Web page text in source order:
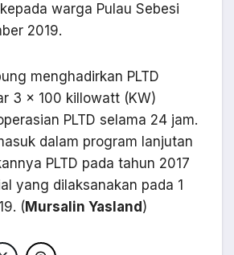
warga Pulau Sebesi
2019.
menghadirkan PLTD
3 × 100 killowatt (KW)
PLTD selama 24 jam.
dalam program lanjutan
PLTD pada tahun 2017
yang dilaksanakan pada 1
( Mursalin Yasland )